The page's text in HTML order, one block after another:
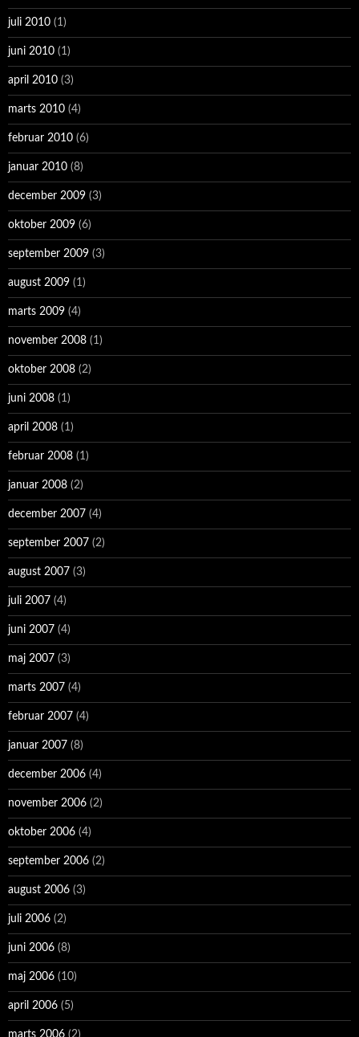
juli 2010 (1)
juni 2010 (1)
april 2010 (3)
marts 2010 (4)
februar 2010 (6)
januar 2010 (8)
december 2009 (3)
oktober 2009 (6)
september 2009 (3)
august 2009 (1)
marts 2009 (4)
november 2008 (1)
oktober 2008 (2)
juni 2008 (1)
april 2008 (1)
februar 2008 (1)
januar 2008 (2)
december 2007 (4)
september 2007 (2)
august 2007 (3)
juli 2007 (4)
juni 2007 (4)
maj 2007 (3)
marts 2007 (4)
februar 2007 (4)
januar 2007 (8)
december 2006 (4)
november 2006 (2)
oktober 2006 (4)
september 2006 (2)
august 2006 (3)
juli 2006 (2)
juni 2006 (8)
maj 2006 (10)
april 2006 (5)
marts 2006 (2)